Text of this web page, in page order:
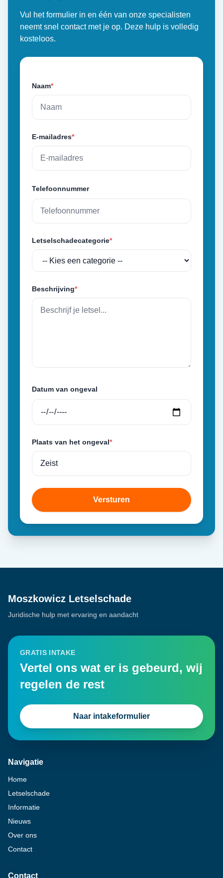
Vul het formulier in en één van onze specialisten
neemt snel contact met je op. Deze hulp is volledig
kosteloos.
Naam*
E-mailadres*
Telefoonnummer
Letselschadecategorie*
Beschrijving*
Datum van ongeval
Plaats van het ongeval*
Versturen
Moszkowicz Letselschade
Juridische hulp met ervaring en aandacht
GRATIS INTAKE
Vertel ons wat er is gebeurd, wij
regelen de rest
Naar intakeformulier
Navigatie
Home
Letselschade
Informatie
Nieuws
Over ons
Contact
Contact